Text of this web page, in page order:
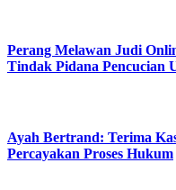
Perang Melawan Judi
Tindak Pidana Pencucian
Ayah Bertrand: Terima
Percayakan Proses Hukum